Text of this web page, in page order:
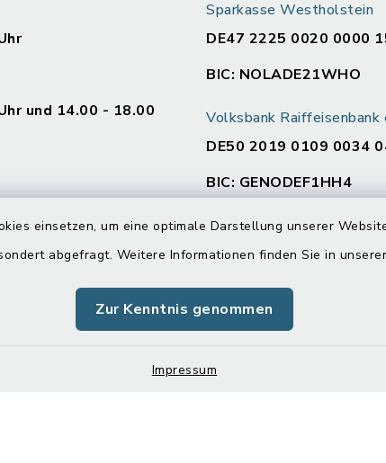
einsetzen, um eine optimale Darstellung unserer
abgefragt. Weitere Informationen finden Sie in
Zur Kenntnis genommen
Impressum
und 14.00 - 18.00
Sparkasse Westholstein
DE47 2225 0020 0000
BIC: NOLADE21WHO
Volksbank Raiffeisenbank
DE50 2019 0109 0034
BIC: GENODEF1HH4